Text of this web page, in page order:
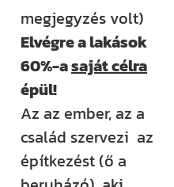
megjegyzés volt)
Elvégre a lakások
60%-asaját célra
épül!
Az az ember, az a
család szervezi az
építkezést (ő a